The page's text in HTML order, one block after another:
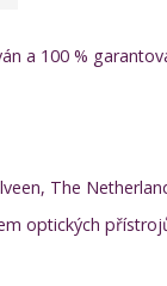
a 100 %
The
optických